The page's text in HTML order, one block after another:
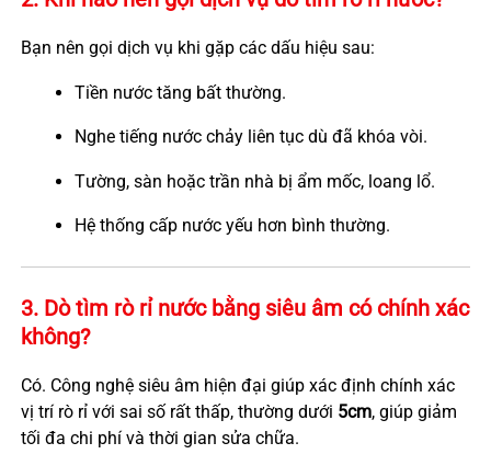
Bạn nên gọi dịch vụ khi gặp các dấu hiệu sau:
Tiền nước tăng bất thường.
Nghe tiếng nước chảy liên tục dù đã khóa vòi.
Tường, sàn hoặc trần nhà bị ẩm mốc, loang lổ.
Hệ thống cấp nước yếu hơn bình thường.
3. Dò tìm rò rỉ nước bằng siêu âm có chính xác
không?
Có. Công nghệ siêu âm hiện đại giúp xác định chính xác
vị trí rò rỉ với sai số rất thấp, thường dưới 5cm, giúp giảm
tối đa chi phí và thời gian sửa chữa.